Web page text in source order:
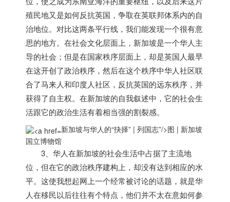
殖民地又是如何反抗英国，争取在英联邦体系内的自
治地位。对比这两条平行线，我们能发现一个很有意
思的地方。在社会文化层面上， 新加坡是一个华人主
导的社会；但是在国家秩序层面上，却是英国人最早
在这开创了政治秩序，然后在这个秩序中华人社区联
合了马来人和印度人社区，反抗英国的远东秩序，并
获得了自主权。在新加坡的自我叙述中，它的社会生
活跟它的政治生活有着相当强的割裂感。
新加坡与华人的“抉择” | 列国志”/>图 | 新加坡
国立博物馆
3、华人在新加坡的社会生活中占据了主流地
位，但在它的政治秩序建构上，却没有达到相应的水
平。这使我想起网上一个经常被讨论的话题，就是华
人在移民以后往往有个特点，他们并不太在意如何参